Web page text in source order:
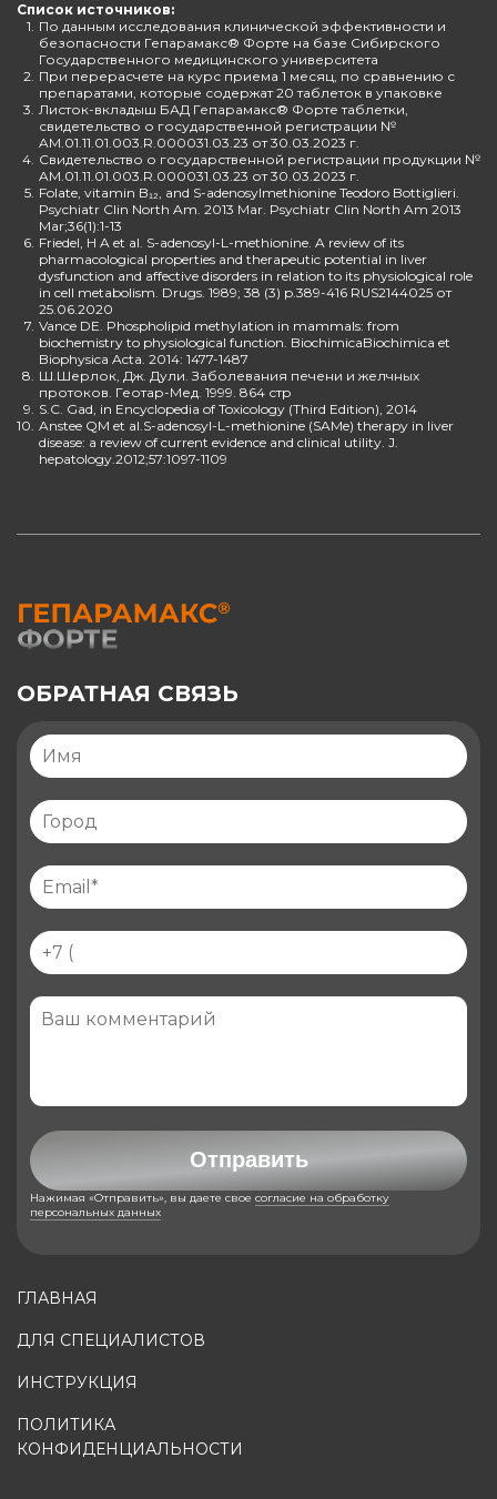
Список источников:
1. По данным исследования клинической эффективности и
безопасности Гепарамакс® Форте на базе Сибирского
Государственного медицинского университета
2. При перерасчете на курс приема 1 месяц, по сравнению с
препаратами, которые содержат 20 таблеток в упаковке
3. Листок-вкладыш БАД Гепарамакс® Форте таблетки,
свидетельство о государственной регистрации №
AM.01.11.01.003.R.000031.03.23 от 30.03.2023 г.
4. Свидетельство о государственной регистрации продукции №
AM.01.11.01.003.R.000031.03.23 от 30.03.2023 г.
5. Folate, vitamin B₁₂, and S-adenosylmethionine Teodoro Bottiglieri.
Psychiatr Clin North Am. 2013 Mar. Psychiatr Clin North Am 2013
Mar;36(1):1-13
6. Friedel, H A et al. S-adenosyl-L-methionine. A review of its
pharmacological properties and therapeutic potential in liver
dysfunction and affective disorders in relation to its physiological role
in cell metabolism. Drugs. 1989; 38 (3) p.389-416 RUS2144025 от
25.06.2020
7. Vance DE. Phospholipid methylation in mammals: from
biochemistry to physiological function. BiochimicaBiochimica et
Biophysica Acta. 2014: 1477-1487
8. Ш.Шерлок, Дж. Дули. Заболевания печени и желчных
протоков. Геотар-Мед. 1999. 864 стр
9. S.C. Gad, in Encyclopedia of Toxicology (Third Edition), 2014
10. Anstee QM et al.S-adenosyl-L-methionine (SAMe) therapy in liver
disease: a review of current evidence and clinical utility. J.
hepatology.2012;57:1097-1109
ГЛАВНАЯ
ДЛЯ СПЕЦИАЛИСТОВ
ИНСТРУКЦИЯ
ПОЛИТИКА
КОНФИДЕНЦИАЛЬНОСТИ
ОБРАТНАЯ СВЯЗЬ
Отправить
Нажимая «Отправить», вы даете свое согласие на обработку
персональных данных